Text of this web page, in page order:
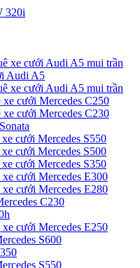
320i
xe cưới Audi A5 mui trần
Audi A5
xe cưới Audi A5 mui trần
xe cưới Mercedes C250
xe cưới Mercedes C230
cưới Mercedes S550
cưới Mercedes S500
cưới Mercedes S350
xe cưới Mercedes E300
xe cưới Mercedes E280
C230
xe cưới Mercedes E250
S600
S550